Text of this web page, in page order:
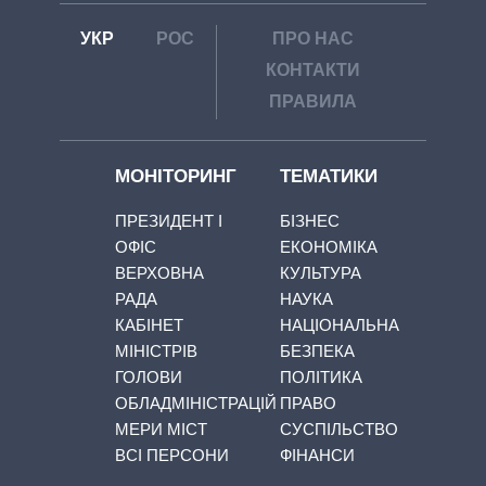
УКР РОС
ПРО НАС
КОНТАКТИ
ПРАВИЛА
МОНІТОРИНГ
ПРЕЗИДЕНТ І
ОФІС
ВЕРХОВНА
РАДА
КАБІНЕТ
МІНІСТРІВ
ГОЛОВИ
ОБЛАДМІНІСТРАЦІЙ
МЕРИ МІСТ
ВСІ ПЕРСОНИ
ТЕМАТИКИ
БІЗНЕС
ЕКОНОМІКА
КУЛЬТУРА
НАУКА
НАЦІОНАЛЬНА
БЕЗПЕКА
ПОЛІТИКА
ПРАВО
СУСПІЛЬСТВО
ФІНАНСИ